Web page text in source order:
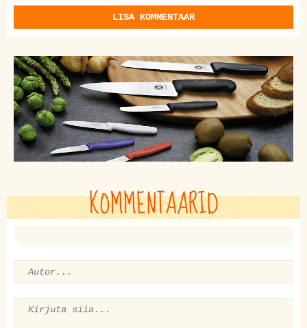
LISA KOMMENTAAR
KOMMENTAARID